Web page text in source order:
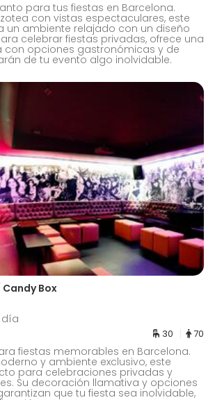
para tus fiestas en Barcelona.
con vistas espectaculares, este
un ambiente relajado con un diseño
celebrar fiestas privadas, ofrece una
con opciones gastronómicas y de
de tu evento algo inolvidable.
Box
día
30 70
fiestas memorables en Barcelona.
y ambiente exclusivo, este
para celebraciones privadas y
Su decoración llamativa y opciones
que tu fiesta sea inolvidable,